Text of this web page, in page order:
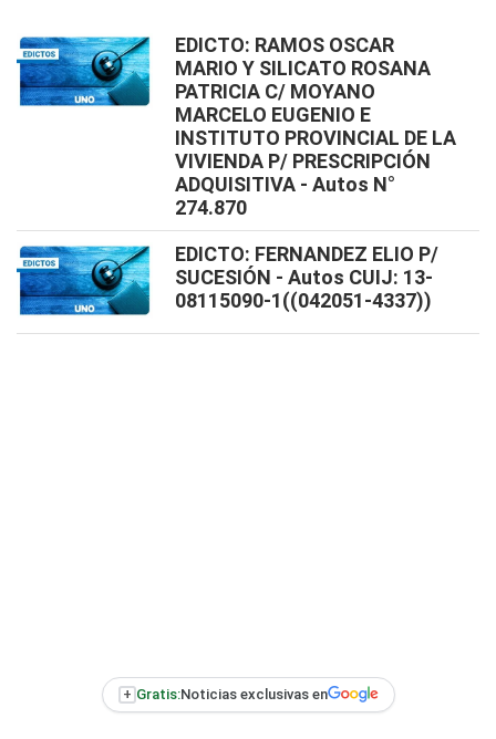
EDICTO: RAMOS OSCAR
MARIO Y SILICATO ROSANA
PATRICIA C/ MOYANO
MARCELO EUGENIO E
INSTITUTO PROVINCIAL DE LA
VIVIENDA P/ PRESCRIPCIÓN
ADQUISITIVA - Autos N°
274.870
EDICTO: FERNANDEZ ELIO P/
SUCESIÓN - Autos CUIJ: 13-
08115090-1((042051-4337))
+ Gratis:Noticias exclusivas en